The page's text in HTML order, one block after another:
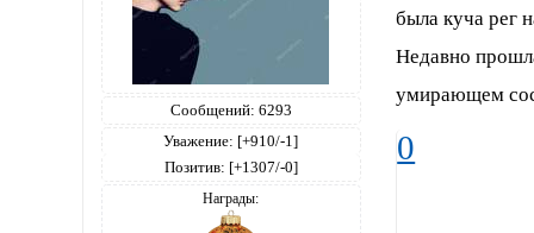
Сообщений: 6293
Уважение: [+910/-1]
Позитив: [+1307/-0]
Награды:
была куча рег
Недавно
умирающем
0